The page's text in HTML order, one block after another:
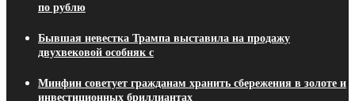
по рублю
Бывшая невестка Трампа выставила на продажу
двухвековой особняк с
Минфин советует гражданам хранить сбережения в золоте и
инвестиционных бриллиантах